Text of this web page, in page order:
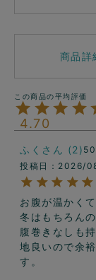
商品詳
4.70
ふく 2
投稿日
2026/
お腹が温かく
冬はもちろん
腹巻きなしも
地良いので余
す。